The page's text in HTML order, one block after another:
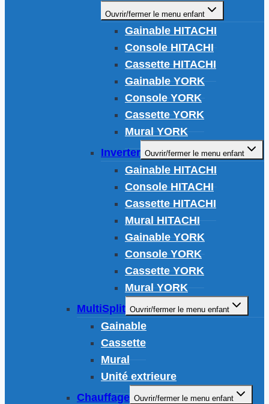
Ouvrir/fermer le menu enfant
Gainable HITACHI
Console HITACHI
Cassette HITACHI
Gainable YORK
Console YORK
Cassette YORK
Mural YORK
Inverter Ouvrir/fermer le menu enfant
Gainable HITACHI
Console HITACHI
Cassette HITACHI
Mural HITACHI
Gainable YORK
Console YORK
Cassette YORK
Mural YORK
MultiSplit Ouvrir/fermer le menu enfant
Gainable
Cassette
Mural
Unité extrieure
Chauffage Ouvrir/fermer le menu enfant